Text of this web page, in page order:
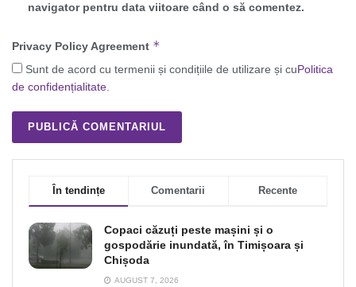
navigator pentru data viitoare când o să comentez.
Privacy Policy Agreement *
Sunt de acord cu termenii și condițiile de utilizare și cuPolitica
de confidențialitate.
În tendințe Comentarii Recente
Copaci căzuți peste mașini și o
gospodărie inundată, în Timișoara și
Chișoda
AUGUST 7, 2026